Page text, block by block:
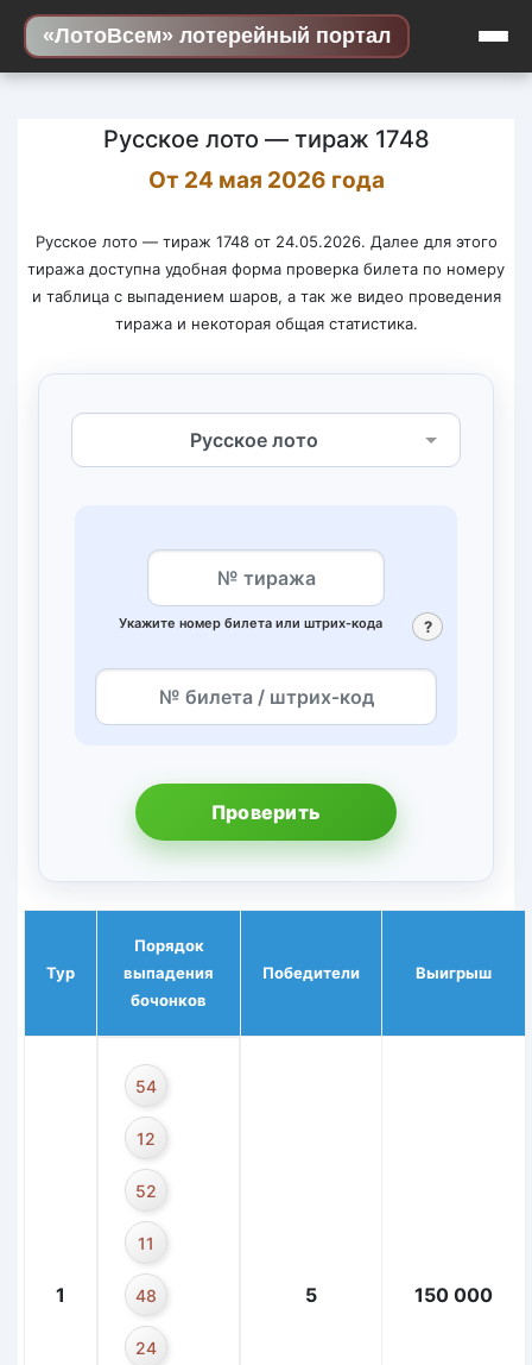
Skip to content
«ЛотоВсем» лотерейный портал
Русское лото — тираж 1748
От 24 мая 2026 года
Русское лото — тираж 1748 от 24.05.2026. Далее для этого
тиража доступна удобная форма проверка билета по номеру
и таблица с выпадением шаров, а так же видео проведения
тиража и некоторая общая статистика.
Выберите лотерею
Укажите номер билета или штрих‑кода ?
Проверить
Тур
Порядок
выпадения
бочонков
Победители Выигрыш
1
54
12
52
11
48
24
5 150 000